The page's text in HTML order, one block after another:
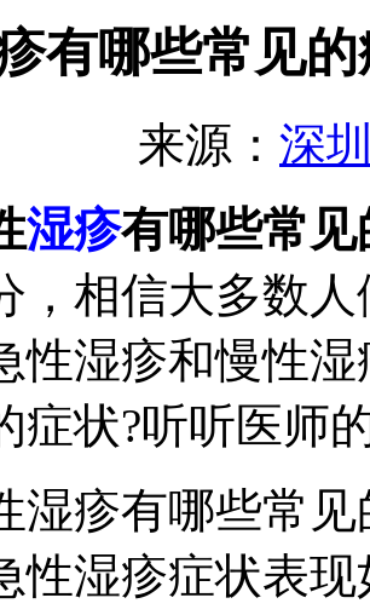
有哪些常见
来源： 深
湿疹有哪些常见
，相信大多数
性湿疹和慢性
症状?听听医师
疹有哪些常见
性湿疹症状表